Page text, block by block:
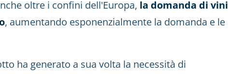
oltre i confini dell'Europa, la domanda di vini
, aumentando esponenzialmente la domanda e le
ha generato a sua volta la necessità di